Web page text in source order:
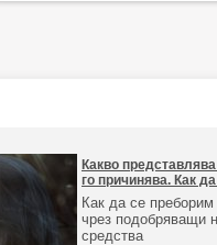
Какво
го причинява. Как
Как да се преборим
чрез подобряващи
средства